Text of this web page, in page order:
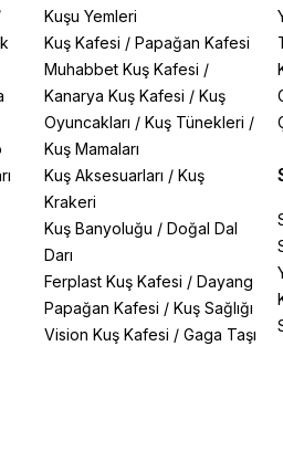
Kuşu Yemleri
Kuş Kafesi / Papağan Kafesi
Muhabbet Kuş Kafesi /
Kanarya Kuş Kafesi / Kuş
Oyuncakları / Kuş Tünekleri /
Kuş Mamaları
Kuş Aksesuarları / Kuş
Krakeri
Kuş Banyoluğu / Doğal Dal
Darı
Ferplast Kuş Kafesi / Dayang
Papağan Kafesi / Kuş Sağlığı
Vision Kuş Kafesi / Gaga Taşı